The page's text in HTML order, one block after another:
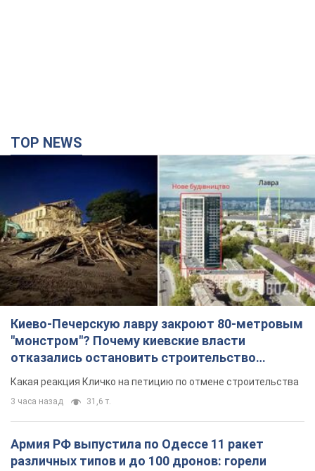
Киево-Печерскую лавру закроют 80-метровым
"монстром"? Почему киевские власти
отказались остановить строительство
небоскреба "московского верующего"
Какая реакция Кличко на петицию по отмене строительства
3 часа назад 31,6 т.
Армия РФ выпустила по Одессе 11 ракет
различных типов и до 100 дронов: горели
исторические здания, есть пострадавшие.
Фото и видео
Для террора враг применил ракеты и дроны
44 минуты назад 54,3 т.
МИД Болгарии вызвал украинского посла из-за
инцидента с дроном: что произошло
Беседа состоится 10 августа